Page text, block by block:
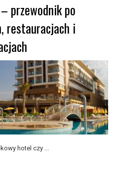
przewodnik po
restauracjach i
hotel czy ...